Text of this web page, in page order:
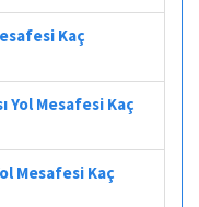
Kaç
Yol Mesafesi Kaç
Mesafesi Kaç